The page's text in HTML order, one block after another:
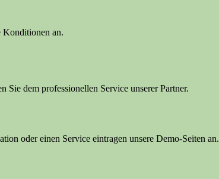
Konditionen an.
Sie dem professionellen Service unserer Partner.
oder einen Service eintragen unsere Demo-Seiten an.